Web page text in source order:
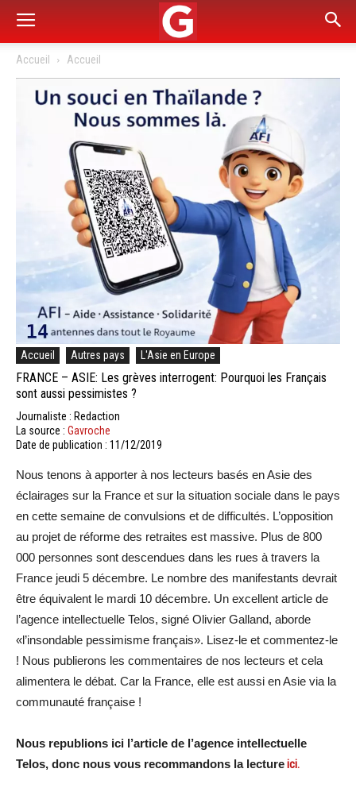
Accueil Accueil
Accueil Autres pays L'Asie en Europe
FRANCE – ASIE: Les grèves interrogent: Pourquoi les Français
sont aussi pessimistes ?
Journaliste : Redaction
La source : Gavroche
Date de publication : 11/12/2019
Nous tenons à apporter à nos lecteurs basés en Asie des
éclairages sur la France et sur la situation sociale dans le pays
en cette semaine de convulsions et de difficultés. L’opposition
au projet de réforme des retraites est massive. Plus de 800
000 personnes sont descendues dans les rues à travers la
France jeudi 5 décembre. Le nombre des manifestants devrait
être équivalent le mardi 10 décembre. Un excellent article de
l’agence intellectuelle Telos, signé Olivier Galland, aborde
«l’insondable pessimisme français». Lisez-le et commentez-le
! Nous publierons les commentaires de nos lecteurs et cela
alimentera le débat. Car la France, elle est aussi en Asie via la
communauté française !
Nous republions ici l’article de l’agence intellectuelle
Telos, donc nous vous recommandons la lectureici.